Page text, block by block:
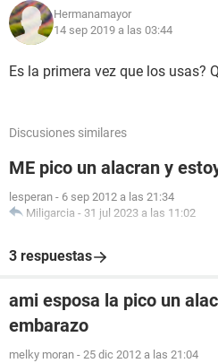
Hermanamayor
14 sep 2019 a las 03:44
Es la primera vez que los usas?
Discusiones similares
ME pico un alacran y
lesperan - 6 sep 2012 a las 21:34
Miligarcia - 31 jul 2023 a las 11:02
3 respuestas
ami esposa la pico un
embarazo
melky moran - 25 dic 2012 a las 21:04